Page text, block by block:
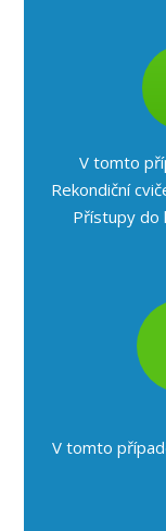
V tomto
Rekondiční
Přístupy do
V tomto